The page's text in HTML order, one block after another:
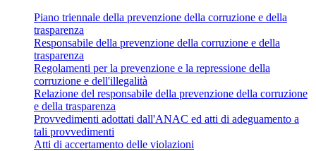
Piano triennale della prevenzione della corruzione e della
trasparenza
Responsabile della prevenzione della corruzione e della
trasparenza
Regolamenti per la prevenzione e la repressione della
corruzione e dell'illegalità
Relazione del responsabile della prevenzione della corruzione
e della trasparenza
Provvedimenti adottati dall'ANAC ed atti di adeguamento a
tali provvedimenti
Atti di accertamento delle violazioni